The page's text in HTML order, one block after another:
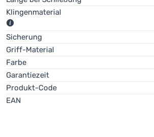
Klingenmaterial
Welcher Stahl ist der beste für Messer?
Sicherung
Griff-Material
Farbe
Garantiezeit
Produkt-Code
EAN